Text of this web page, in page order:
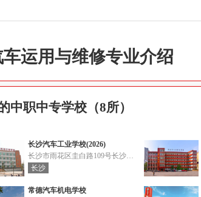
运用与维修专业介绍
中职中专学校（8所）
长沙汽车工业学校(2026)
长沙市雨花区圭白路109号长沙职教基地
长沙
常德汽车机电学校